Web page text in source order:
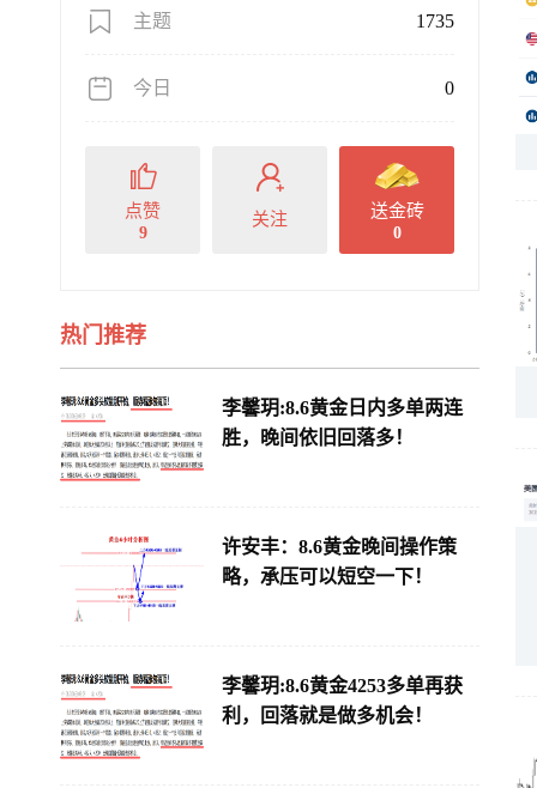
主题 1735
今日 0
点赞
9
关注 送金砖
0
热门推荐
李馨玥:8.6黄金日内多单两连
胜，晚间依旧回落多！
许安丰：8.6黄金晚间操作策
略，承压可以短空一下！
李馨玥:8.6黄金4253多单再获
利，回落就是做多机会！